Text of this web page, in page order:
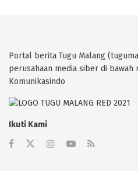
Portal berita Tugu Malang
perusahaan media siber di bawah
Komunikasindo
Ikuti Kami